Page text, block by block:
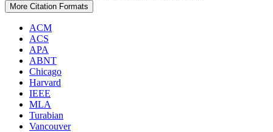
More Citation Formats
ACM
ACS
APA
ABNT
Chicago
Harvard
IEEE
MLA
Turabian
Vancouver